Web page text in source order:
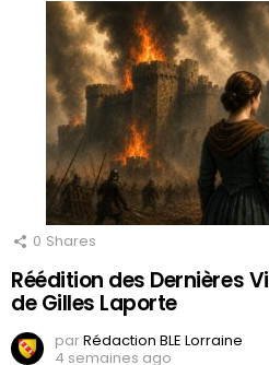
0 Shares
Réédition des Dernières
de Gilles Laporte
parRédaction BLE Lorraine
4 semaines ago